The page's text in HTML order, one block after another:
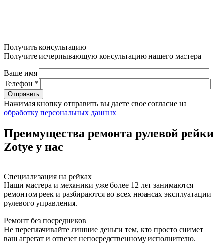
Получить консультацию
Получите исчерпывающую консультацию нашего мастера
Ваше имя
Телефон *
Нажимая кнопку отправить вы даете свое согласие на
обработку персональных данных
Преимущества ремонта рулевой рейки
Zotye у нас
Специализация на рейках
Наши мастера и механики уже более 12 лет занимаются
ремонтом реек и разбираются во всех нюансах эксплуатации
рулевого управления.
Ремонт без посредников
Не переплачивайте лишние деньги тем, кто просто снимет
ваш агрегат и отвезет непосредственному исполнителю.